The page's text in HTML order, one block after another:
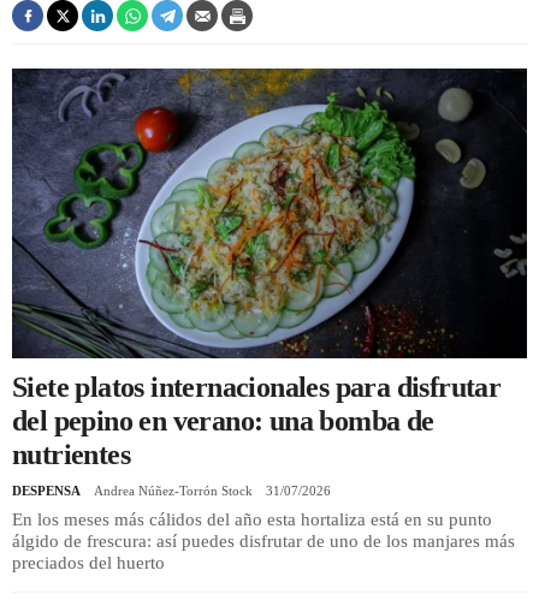
ÍDOLOS DE MESAS
CUADERNO DE VIAJE
TRADICIÓN
MENÚ DEL DÍA
A CUCHILLO
REGISTRO
INICIAR SESIÓN
Siete platos internacionales para disfrutar
del pepino en verano: una bomba de
nutrientes
DESPENSA Andrea Núñez-Torrón Stock 31/07/2026
En los meses más cálidos del año esta hortaliza está en su punto
álgido de frescura: así puedes disfrutar de uno de los manjares más
preciados del huerto